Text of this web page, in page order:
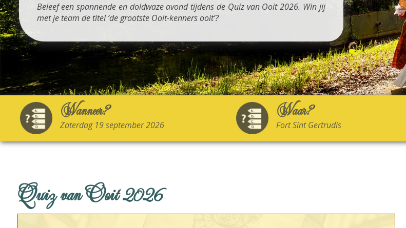
Beleef een spannende en doldwaze avond tijdens de Quiz van Ooit 2026. Win jij
met je team de titel ‘de grootste Ooit-kenners ooit’?
Wanneer?
Zaterdag 19 september 2026
Waar?
Fort Sint Gertrudis
Quiz van Ooit 2026